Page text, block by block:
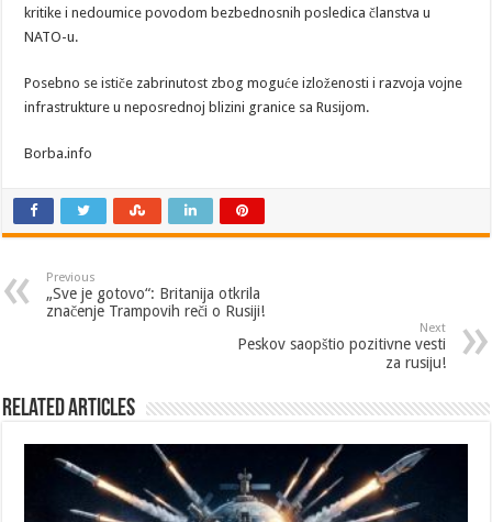
kritike i nedoumice povodom bezbednosnih posledica članstva u
NATO-u.
Posebno se ističe zabrinutost zbog moguće izloženosti i razvoja vojne
infrastrukture u neposrednoj blizini granice sa Rusijom.
Borba.info
Previous
„Sve je gotovo“: Britanija otkrila
značenje Trampovih reči o Rusiji!
Next
Peskov saopštio pozitivne vesti
za rusiju!
Related Articles